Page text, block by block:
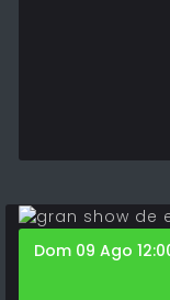
Dom 09 Ago